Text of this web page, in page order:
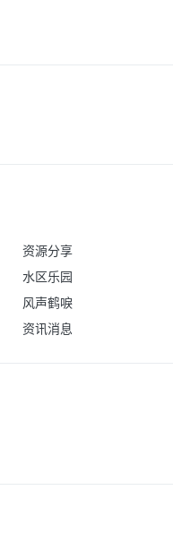
资源分享
水区乐园
风声鹤唳